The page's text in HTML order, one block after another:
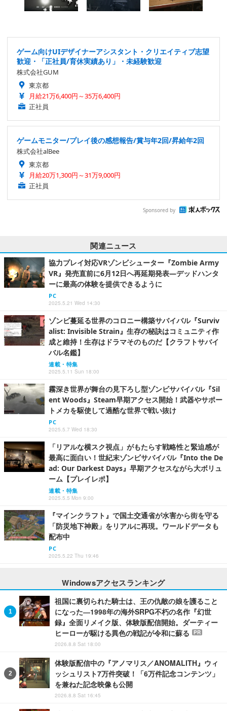
ゲーム向けUIデザイナーアシスタント・クリエイティブ志望
歓迎・「正社員/育休実績あり」・未経験歓迎
株式会社GUM
東京都
月給21万6,400円～35万6,400円
正社員
ゲームモニター/プレイ後の感想報告/賞与年2回/昇給年2回
株式会社alBee
東京都
月給20万1,300円～31万9,000円
正社員
Sponsored by
関連ニュース
協力プレイ対応VRゾンビシューター『Zombie Army
VR』発売直前に6月12日へ再延期発表―デッドハンタ
ーに最高の体験を提供できるように
PC
2025.5.21 Wed 14:30
ゾンビ蔓延る世界のコロニー構築サバイバル『Surviv
alist: Invisible Strain』生存の秘訣はコミュニティ作
成と維持！生存はドラマそのものだ【クラフトサバイ
バル名鑑】
連載・特集
2025.5.11 Sun 18:00
霧深き世界が舞台の見下ろし型ゾンビサバイバル『Sil
ent Woods』Steam早期アクセス開始！武器やサポー
トメカを駆使して過酷な世界で戦い抜け
PC
2025.5.7 Wed 18:30
「リアルな横スク視点」がもたらす戦略性と緊迫感が
最高に面白い！世紀末ゾンビサバイバル『Into the De
ad: Our Darkest Days』早期アクセスながら大ボリュ
ーム【プレイレポ】
連載・特集
2025.5.5 Mon 9:00
『マインクラフト』で国土交通省が水害から街を守る
「防災地下神殿」をリアルに再現。ワールドデータも
配布中
PC
2025.5.22 Thu 19:46
Windowsアクセスランキング
祖国に裏切られた騎士は、王の仇敵の娘を護ること
になった―1998年の海外SRPG不朽の名作『幻世
録』全面リメイク版、体験版配信開始。ダーティー
ヒーローが駆ける異色の戦記が令和に蘇る
PR
2026.8.8 Sat 18:00
体験版配信中の『アノマリス／ANOMALITH』ウィ
ッシュリスト7万件突破！「6万件記念コンテンツ」
を兼ねた記念映像も公開
2026.8.8 Sat 16:45